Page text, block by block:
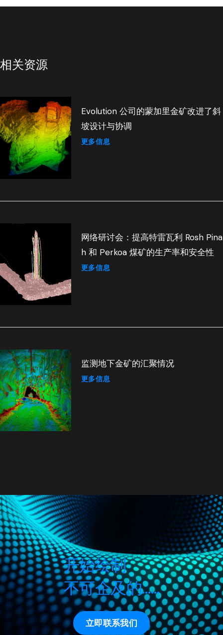
相关资源
Evolution 公司的蒙加里金矿改进了斜
坡设计与协调
更多信息
网络研讨会：提高特雷瓦利 Rosh Pina
h 和 Perkoa 煤矿的生产率和安全性
更多信息
监测地下金矿的汇聚情况
更多信息
开始绘制
不可企及的……
立即联系我们